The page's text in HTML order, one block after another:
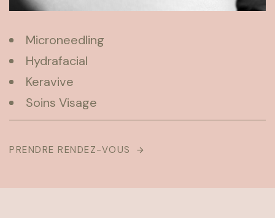
Microneedling
Hydrafacial
Keravive
Soins Visage
PRENDRE RENDEZ-VOUS